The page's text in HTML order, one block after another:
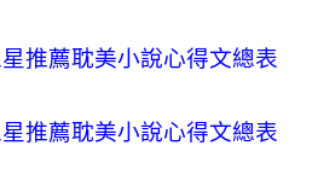
推薦耽美小說心得文總表
推薦耽美小說心得文總表